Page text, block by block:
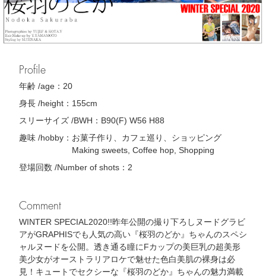
Profile
年齢 /age： 20
身長 /height： 155cm
スリーサイズ /BWH： B90(F) W56 H88
趣味 /hobby： お菓子作り、カフェ巡り、ショッピング
Making sweets, Coffee hop, Shopping
登場回数 /Number of shots： 2
Comment
WINTER SPECIAL2020!!昨年公開の撮り下ろしヌードグラビ
アがGRAPHISでも人気の高い『桜羽のどか』ちゃんのスペシ
ャルヌードを公開。透き通る瞳にFカップの美巨乳の超美形
美少女がオーストラリアロケで魅せた色白美肌の裸身は必
見！キュートでセクシーな『桜羽のどか』ちゃんの魅力満載